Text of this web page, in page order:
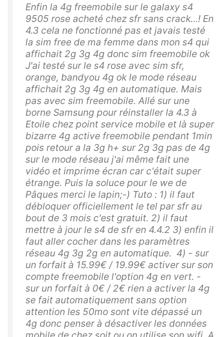
Enfin la 4g freemobile sur le galaxy s4
9505 rose acheté chez sfr sans crack...! En
4.3 cela ne fonctionné pas et javais testé
la sim free de ma femme dans mon s4 qui
affichait 2g 3g 4g donc sim freemobile ok
J'ai testé sur le s4 rose avec sim sfr,
orange, bandyou 4g ok le mode réseau
affichait 2g 3g 4g en automatique. Mais
pas avec sim freemobile. Allé sur une
borne Samsung pour réinstaller la 4.3 à
Etoile chez point service mobile et là super
bizarre 4g active freemobile pendant 1min
pois retour a la 3g h+ sur 2g 3g pas de 4g
sur le mode réseau j'ai même fait une
vidéo et imprime écran car c'était super
étrange. Puis la soluce pour le we de
Pâques merci le lapin;-) Tuto : 1) il faut
débloquer officiellement le tel par sfr au
bout de 3 mois c'est gratuit. 2) il faut
mettre à jour le s4 de sfr en 4.4.2 3) enfin il
faut aller cocher dans les paramètres
réseau 4g 3g 2g en automatique. 4) - sur
un forfait à 15.99€ / 19.99€ activer sur son
compte freemobile l'option 4g en vert. -
sur un forfait à 0€ / 2€ rien a activer la 4g
se fait automatiquement sans option
attention les 50mo sont vite dépassé un
4g donc penser à désactiver les données